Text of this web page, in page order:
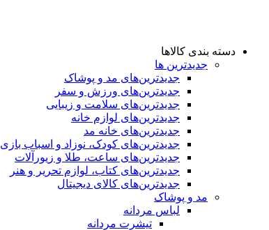
دسته بندی کالاها
جدیدترین ها
جدید‌ترین‌های مد و پوشاک
جدید‌ترین‌های ورزش و سفر
جدید‌ترین‌های سلامت و زیبایی
جدید‌ترین‌های لوازم خانه
جدیدترین‌های خانه مد
جدید‌ترین‌های کودک، نوزاد و اسباب بازی
جدید‌ترین‌های ساعت، طلا و زیورآلات
جدید‌ترین‌های کتاب، لوازم تحریر و هنر
جدید‌ترین‌های کالای دیجیتال
مد و پوشاک
لباس مردانه
تیشرت مردانه